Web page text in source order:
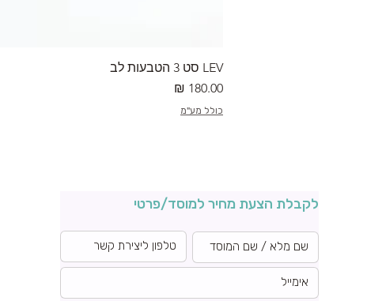
LEV סט 3 הטבעות לב
מחיר
כולל מע"מ
לקבלת הצעת מחיר למוסד/פרטי